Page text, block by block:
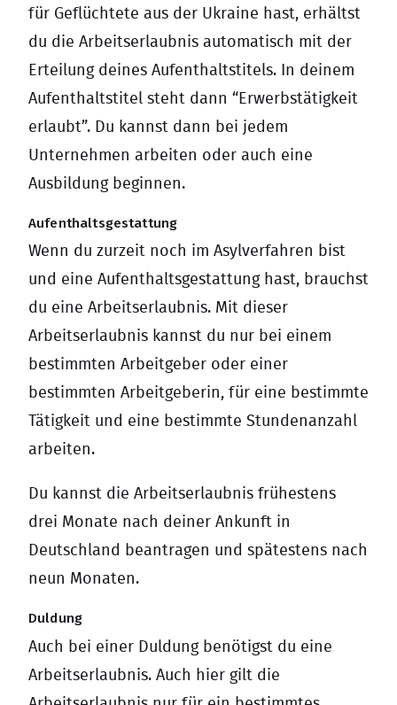
für Geflüchtete aus der Ukraine hast, erhältst
du die Arbeitserlaubnis automatisch mit der
Erteilung deines Aufenthaltstitels. In deinem
Aufenthaltstitel steht dann “Erwerbstätigkeit
erlaubt”. Du kannst dann bei jedem
Unternehmen arbeiten oder auch eine
Ausbildung beginnen.
Aufenthaltsgestattung
Wenn du zurzeit noch im Asylverfahren bist
und eine Aufenthaltsgestattung hast, brauchst
du eine Arbeitserlaubnis. Mit dieser
Arbeitserlaubnis kannst du nur bei einem
bestimmten Arbeitgeber oder einer
bestimmten Arbeitgeberin, für eine bestimmte
Tätigkeit und eine bestimmte Stundenanzahl
arbeiten.
Du kannst die Arbeitserlaubnis frühestens
drei Monate nach deiner Ankunft in
Deutschland beantragen und spätestens nach
neun Monaten.
Duldung
Auch bei einer Duldung benötigst du eine
Arbeitserlaubnis. Auch hier gilt die